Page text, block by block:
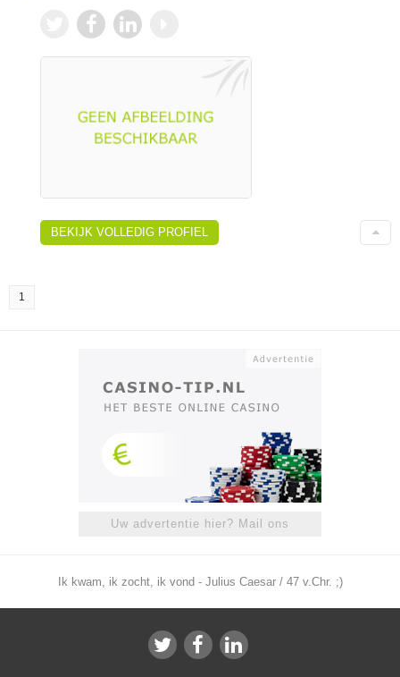
BEKIJK VOLLEDIG PROFIEL
1
Uw advertentie hier? Mail ons
Ik kwam, ik zocht, ik vond - Julius Caesar / 47 v.Chr. ;)